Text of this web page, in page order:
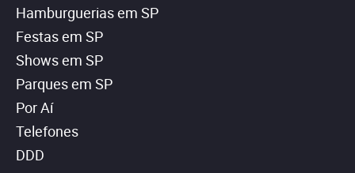
Hamburguerias em SP
Festas em SP
Shows em SP
Parques em SP
Por Aí
Telefones
DDD